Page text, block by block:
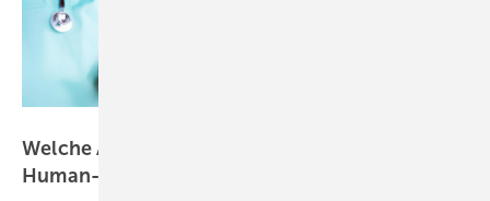
Welche Anforderungen sollten geeignete
Human-Biomonitoring­Parameter